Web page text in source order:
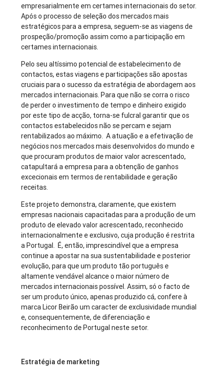
empresarialmente em certames internacionais do setor.
Após o processo de seleção dos mercados mais
estratégicos para a empresa, seguem-se as viagens de
prospeção/promoção assim como a participação em
certames internacionais.
Pelo seu altíssimo potencial de estabelecimento de
contactos, estas viagens e participações são apostas
cruciais para o sucesso da estratégia de abordagem aos
mercados internacionais. Para que não se corra o risco
de perder o investimento de tempo e dinheiro exigido
por este tipo de acção, torna-se fulcral garantir que os
contactos estabelecidos não se percam e sejam
rentabilizados ao máximo. A atuação e a efetivação de
negócios nos mercados mais desenvolvidos do mundo e
que procuram produtos de maior valor acrescentado,
catapultará a empresa para a obtenção de ganhos
excecionais em termos de rentabilidade e geração
receitas.
Este projeto demonstra, claramente, que existem
empresas nacionais capacitadas para a produção de um
produto de elevado valor acrescentado, reconhecido
internacionalmente e exclusivo, cuja produção é restrita
a Portugal. É, então, imprescindível que a empresa
continue a apostar na sua sustentabilidade e posterior
evolução, para que um produto tão português e
altamente vendável alcance o maior número de
mercados internacionais possível. Assim, só o facto de
ser um produto único, apenas produzido cá, confere à
marca Licor Beirão um caracter de exclusividade mundial
e, consequentemente, de diferenciação e
reconhecimento de Portugal neste setor.
Estratégia de marketing